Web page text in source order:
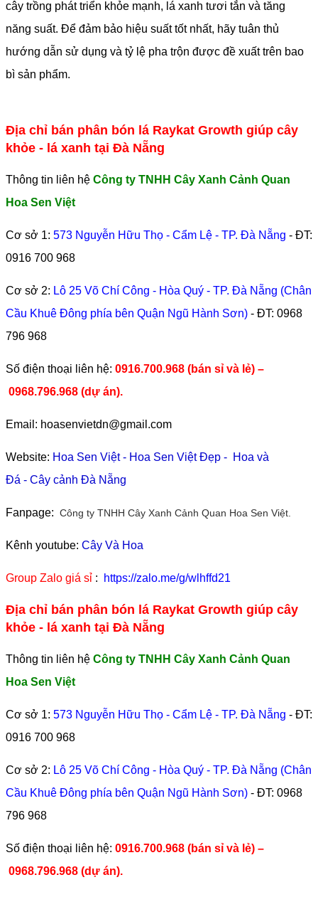
cây trồng phát triển khỏe mạnh, lá xanh tươi tắn và tăng
năng suất. Để đảm bảo hiệu suất tốt nhất, hãy tuân thủ
hướng dẫn sử dụng và tỷ lệ pha trộn được đề xuất trên bao
bì sản phẩm.
Địa chỉ bán phân bón lá Raykat Growth giúp cây
khỏe - lá xanh tại Đà Nẵng
Thông tin liên hệ Công ty TNHH Cây Xanh Cảnh Quan
Hoa Sen Việt
Cơ sở 1: 573 Nguyễn Hữu Thọ - Cẩm Lệ - TP. Đà Nẵng - ĐT:
0916 700 968
Cơ sở 2: Lô 25 Võ Chí Công - Hòa Quý - TP. Đà Nẵng (Chân
Cầu Khuê Đông phía bên Quận Ngũ Hành Sơn) - ĐT: 0968
796 968
​Số điện thoại liên hệ: 0916.700.968 (bán sỉ và lẻ) –
0968.796.968 (dự án).
Email: hoasenvietdn@gmail.com
Website: Hoa Sen Việt- Hoa Sen Việt Đẹp - Hoa và
Đá - Cây cảnh Đà Nẵng
Fanpage: Công ty TNHH Cây Xanh Cảnh Quan Hoa Sen Việt.
Kênh youtube: Cây Và Hoa
Group Zalo giá sỉ : https://zalo.me/g/wlhffd21
Địa chỉ bán phân bón lá Raykat Growth giúp cây
khỏe - lá xanh tại Đà Nẵng
Thông tin liên hệ Công ty TNHH Cây Xanh Cảnh Quan
Hoa Sen Việt
Cơ sở 1: 573 Nguyễn Hữu Thọ - Cẩm Lệ - TP. Đà Nẵng - ĐT:
0916 700 968
Cơ sở 2: Lô 25 Võ Chí Công - Hòa Quý - TP. Đà Nẵng (Chân
Cầu Khuê Đông phía bên Quận Ngũ Hành Sơn) - ĐT: 0968
796 968
​Số điện thoại liên hệ: 0916.700.968 (bán sỉ và lẻ) –
0968.796.968 (dự án).